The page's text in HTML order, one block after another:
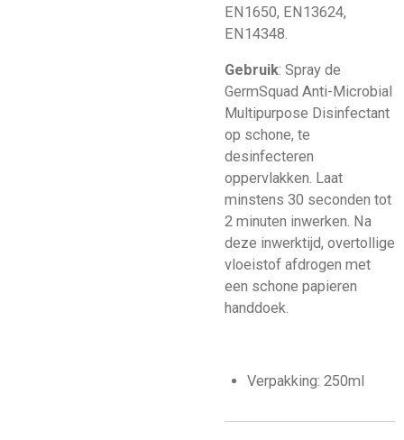
EN1650, EN13624,
EN14348.
Gebruik: Spray de
GermSquad Anti-Microbial
Multipurpose Disinfectant
op schone, te
desinfecteren
oppervlakken. Laat
minstens 30 seconden tot
2 minuten inwerken. Na
deze inwerktijd, overtollige
vloeistof afdrogen met
een schone papieren
handdoek.
Verpakking: 250ml